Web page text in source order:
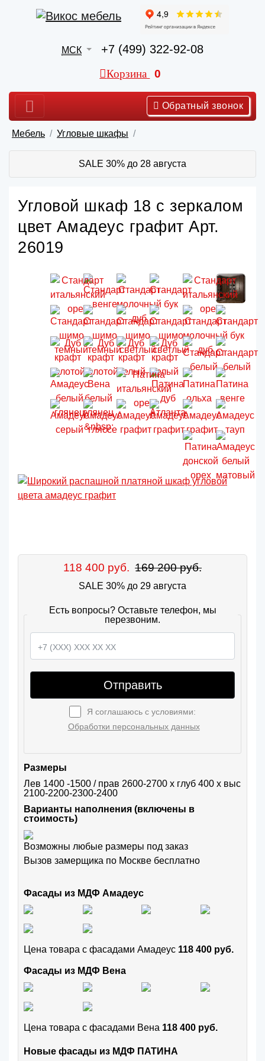
МСК +7 (499) 322-92-08
Корзина 0
Обратный звонок
Мебель Угловые шкафы
SALE 30% до 28 августа
Угловой шкаф 18 с зеркалом
цвет Амадеус графит Арт.
26019
118 400 руб. 169 200 руб.
SALE 30% до 29 августа
Есть вопросы? Оставьте телефон, мы
перезвоним.
Отправить
Я соглашаюсь с условиями:
Обработки персональных данных
Размеры
Лев 1400 -1500 / прав 2600-2700 х глуб 400 х выс
2100-2200-2300-2400
Варианты наполнения (включены в
стоимость)
Возможны любые размеры под заказ
Вызов замерщика по Москве бесплатно
Фасады из МДФ Амадеус
Цена товара с фасадами Амадеус 118 400 руб.
Фасады из МДФ Вена
Цена товара с фасадами Вена 118 400 руб.
Новые фасады из МДФ ПАТИНА